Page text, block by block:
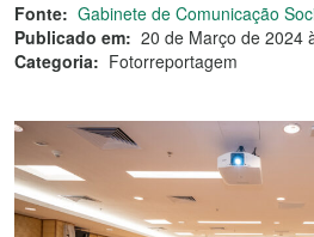
Fonte: Gabinete de Comunicação
Publicado em: 20 de Março de 2024
Categoria: Fotorreportagem